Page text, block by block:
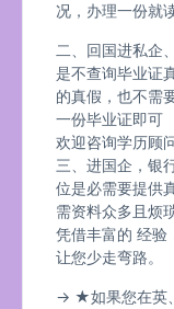
况，办理一份就
二、回国进私企
是不查询毕业证
的真假，也不需
一份毕业证即可
欢迎咨询学历顾
三、进国企，银
位是必需要提供
需资料众多且烦
凭借丰富的 经验
让您少走弯路。
→ ★如果您在英